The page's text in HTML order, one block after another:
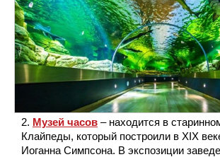
Музей часов – находится в
Клайпеды, который построили в XIX
Иоганна Симпсона. В экспозиции